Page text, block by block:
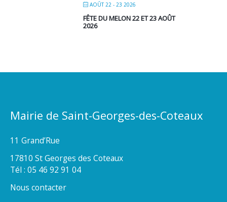
AOÛT 22 - 23 2026
FÊTE DU MELON 22 ET 23 AOÛT
2026
Mairie de Saint-Georges-des-Coteaux
11 Grand’Rue
17810 St Georges des Coteaux
Tél : 05 46 92 91 04
Nous contacter